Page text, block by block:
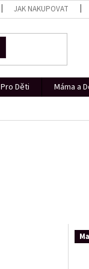
JAK NAKUPOVAT
Pro Děti Máma a